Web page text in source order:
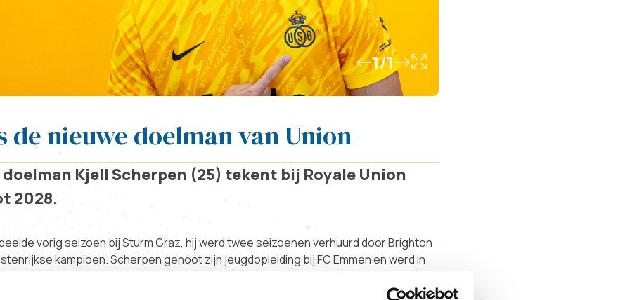
1/1
de nieuwe doelman van Union
Kjell Scherpen (25) tekent bij Royale Union
2028.
vorig seizoen bij Sturm Graz, hij werd twee seizoenen verhuurd door Brighton
kampioen. Scherpen genoot zijn jeugdopleiding bij FC Emmen en werd in